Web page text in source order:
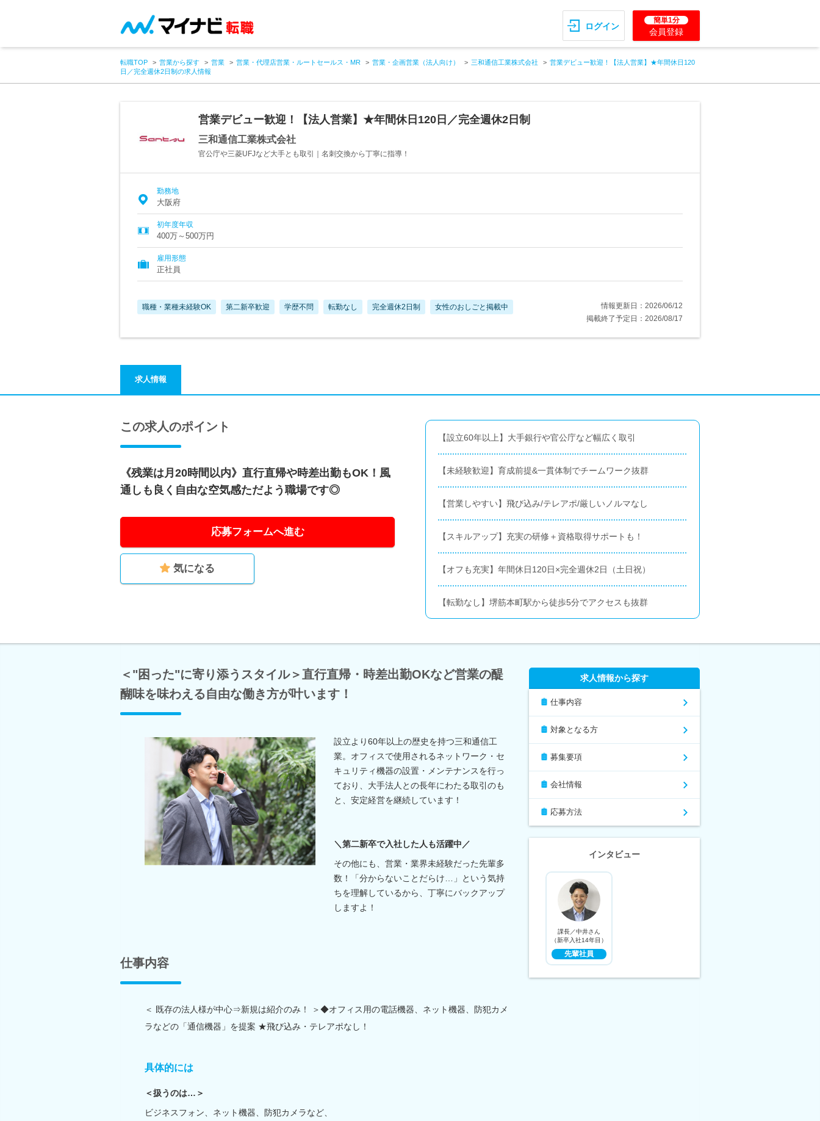
ログイン
簡単1分
会員登録
転職TOP 営業から探す 営業 営業・代理店営業・ルートセールス・MR 営業・企画営業（法人向け） 三和通信工業株式会社
営業デビュー歓迎！【法人営業】★年間休日120
日／完全週休2日制の求人情報
営業デビュー歓迎！【法人営業】★年間休日120日／完全週休2日制
三和通信工業株式会社
官公庁や三菱UFJなど大手とも取引｜名刺交換から丁寧に指導！
勤務地
大阪府
初年度年収
400万～500万円
雇用形態
正社員
職種・業種未経験OK 第二新卒歓迎 学歴不問 転勤なし 完全週休2日制 女性のおしごと掲載中
情報更新日：2026/06/12
掲載終了予定日：2026/08/17
求人情報
この求人のポイント
《残業は月20時間以内》直行直帰や時差出勤もOK！風
通しも良く自由な空気感ただよう職場です◎
応募フォームへ進む
気になる
【設立60年以上】大手銀行や官公庁など幅広く取引
【未経験歓迎】育成前提&一貫体制でチームワーク抜群
【営業しやすい】飛び込み/テレアポ/厳しいノルマなし
【スキルアップ】充実の研修＋資格取得サポートも！
【オフも充実】年間休日120日×完全週休2日（土日祝）
【転勤なし】堺筋本町駅から徒歩5分でアクセスも抜群
＜"困った"に寄り添うスタイル＞直行直帰・時差出勤OKなど営業の醍
醐味を味わえる自由な働き方が叶います！
設立より60年以上の歴史を持つ三和通信工
業。オフィスで使用されるネットワーク・セ
キュリティ機器の設置・メンテナンスを行っ
ており、大手法人との長年にわたる取引のも
と、安定経営を継続しています！
＼第二新卒で入社した人も活躍中／
その他にも、営業・業界未経験だった先輩多
数！「分からないことだらけ…」という気持
ちを理解しているから、丁寧にバックアップ
しますよ！
仕事内容
＜ 既存の法人様が中心⇒新規は紹介のみ！ ＞◆オフィス用の電話機器、ネット機器、防犯カメ
ラなどの「通信機器」を提案 ★飛び込み・テレアポなし！
具体的には
＜扱うのは…＞
ビジネスフォン、ネット機器、防犯カメラなど、
求人情報から探す
仕事内容
対象となる方
募集要項
会社情報
応募方法
インタビュー
課長／中井さん
（新卒入社14年目）
先輩社員